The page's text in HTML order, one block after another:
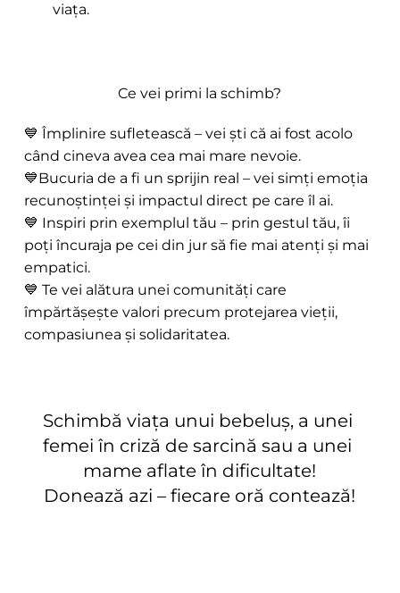
viața.
Ce vei primi la schimb?
💙 Împlinire sufletească – vei ști că ai fost acolo
când cineva avea cea mai mare nevoie.
💙Bucuria de a fi un sprijin real – vei simți emoția
recunoștinței și impactul direct pe care îl ai.
💙 Inspiri prin exemplul tău – prin gestul tău, îi
poți încuraja pe cei din jur să fie mai atenți și mai
empatici.
💙 Te vei alătura unei comunități care
împărtășește valori precum protejarea vieții,
compasiunea și solidaritatea.
Schimbă viața unui bebeluș, a unei
femei în criză de sarcină sau a unei
mame aflate în dificultate!
Donează azi – fiecare oră contează!